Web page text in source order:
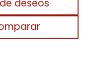
deseos